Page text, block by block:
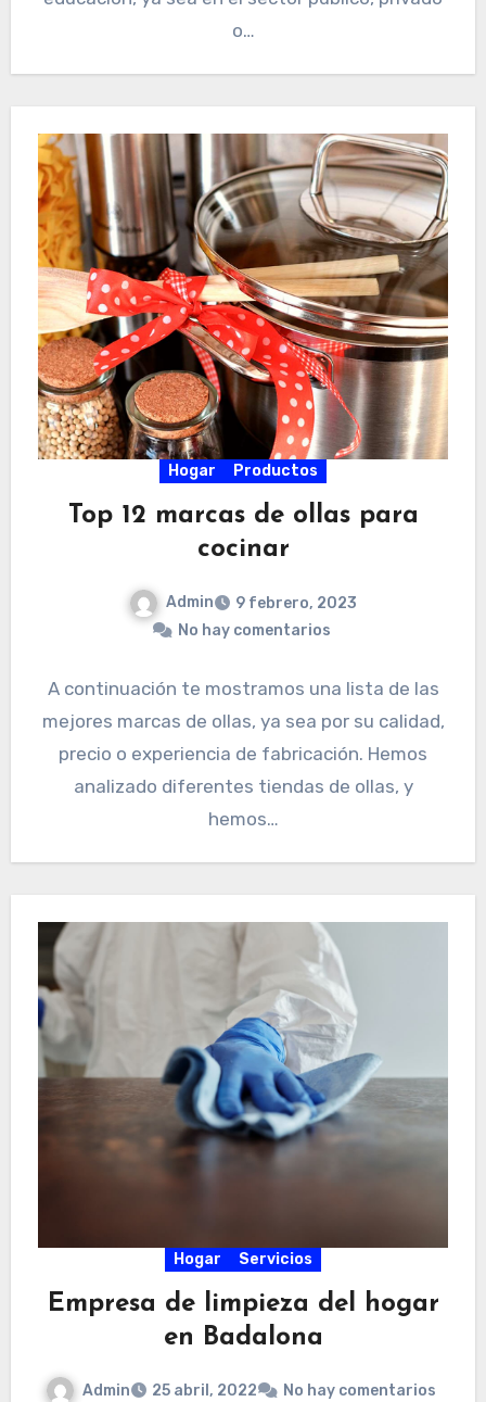
o…
Hogar Productos
Top 12 marcas de ollas para
cocinar
Admin
9 febrero, 2023
No hay comentarios
A continuación te mostramos una lista de las
mejores marcas de ollas, ya sea por su calidad,
precio o experiencia de fabricación. Hemos
analizado diferentes tiendas de ollas, y
hemos…
Hogar Servicios
Empresa de limpieza del hogar
en Badalona
Admin 25 abril, 2022 No hay comentarios